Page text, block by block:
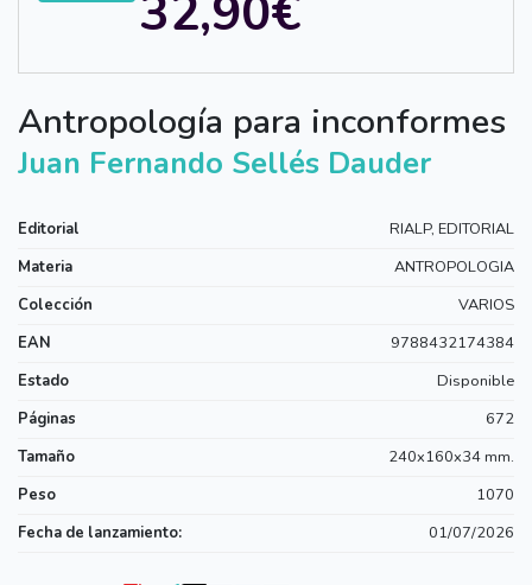
Antropología para inconformes
Juan Fernando Sellés Dauder
Editorial
RIALP, EDITORIAL
Materia
ANTROPOLOGIA
Colección
VARIOS
EAN
9788432174384
Estado
Disponible
Páginas
672
Tamaño
240x160x34 mm.
Peso
1070
Fecha de lanzamiento:
01/07/2026
32,90€